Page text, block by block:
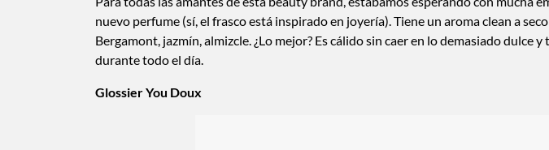
nuevo perfume (sí, el frasco está inspirado en joyería). Tiene un aroma clean a
Bergamont, jazmín, almizcle. ¿Lo mejor? Es cálido sin caer en lo demasiado dulce
durante todo el día.
Glossier You Doux